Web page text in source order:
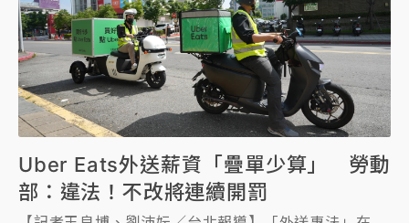
Uber Eats外送薪資「疊單少算」 勞動
部：違法！不改將連續開罰